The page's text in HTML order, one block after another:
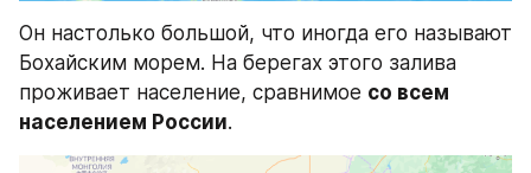
Он настолько большой, что иногда его называют
Бохайским морем. На берегах этого залива
проживает население, сравнимое со всем
населением России.